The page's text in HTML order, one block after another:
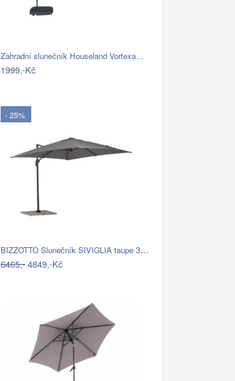
Zahradní slunečník Houseland Vortexa…
1999,-Kč
- 25%
BIZZOTTO Slunečník SIVIGLIA taupe 3x3m
6465,-4849,-Kč